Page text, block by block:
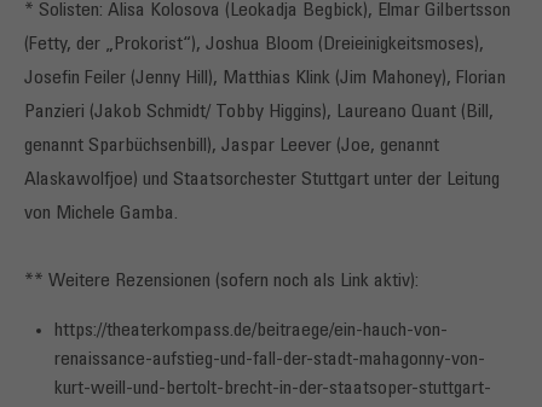
* Solisten: Alisa Kolosova (Leokadja Begbick), Elmar Gilbertsson
(Fetty, der „Prokorist“), Joshua Bloom (Dreieinigkeitsmoses),
Josefin Feiler (Jenny Hill), Matthias Klink (Jim Mahoney), Florian
Panzieri (Jakob Schmidt/ Tobby Higgins), Laureano Quant (Bill,
genannt Sparbüchsenbill), Jaspar Leever (Joe, genannt
Alaskawolfjoe) und Staatsorchester Stuttgart unter der Leitung
von Michele Gamba.
** Weitere Rezensionen (sofern noch als Link aktiv):
https://theaterkompass.de/beitraege/ein-hauch-von-
renaissance-aufstieg-und-fall-der-stadt-mahagonny-von-
kurt-weill-und-bertolt-brecht-in-der-staatsoper-stuttgart-